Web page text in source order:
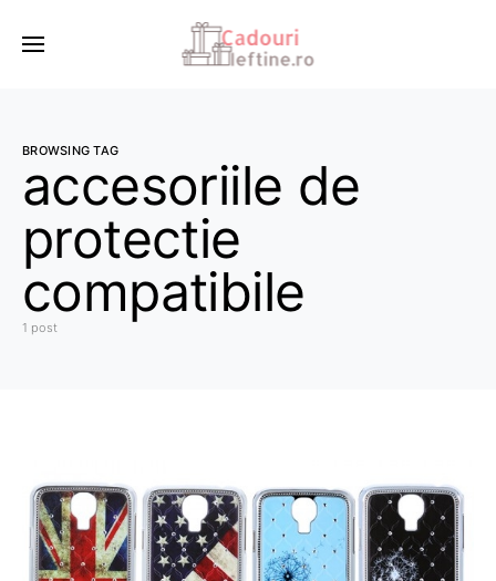
BROWSING TAG
accesoriile de
protectie
compatibile
1 post